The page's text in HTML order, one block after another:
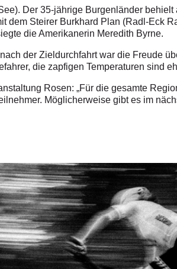
Der 35-jährige Burgenländer behielt
Steirer Burkhard Plan (Radl-Eck
die Amerikanerin Meredith Byrne.
der Zieldurchfahrt war die Freude
die zapfigen Temperaturen sind
Rosen: „Für die gesamte
Möglicherweise gibt es im